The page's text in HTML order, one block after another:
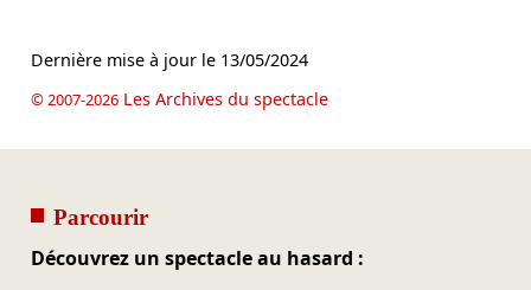
Dernière mise à jour le 13/05/2024
© 2007-2026Les Archives du spectacle
Parcourir
Découvrez un spectacle au hasard :